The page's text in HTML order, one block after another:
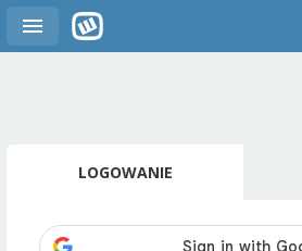
LOGOWANIE